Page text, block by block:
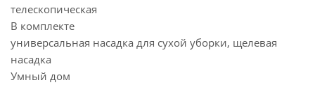
телескопическая
В комплекте
универсальная насадка для сухой уборки, щелевая
насадка
Умный дом